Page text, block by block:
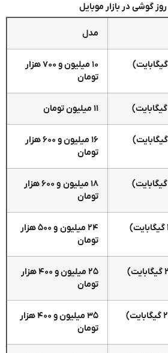
گوشی در بازار موبایل
مدل
۱۰ میلیون و ۷۰۰ هزار
تومان
۱۱ میلیون تومان
۱۶ میلیون و ۶۰۰ هزار
تومان
۱۸ میلیون و ۶۰۰ هزار
تومان
۲۴ میلیون و ۵۰۰ هزار
تومان
۲۵ میلیون و ۴۰۰ هزار
تومان
۳۵ میلیون و ۴۰۰ هزار
تومان